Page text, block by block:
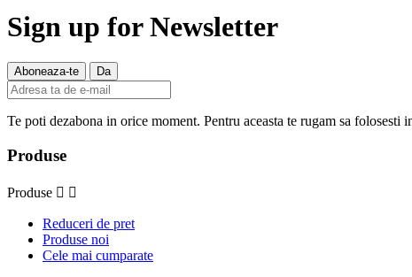
Sign up for Newsletter
Te poti dezabona in orice moment. Pentru aceasta te rugam sa folosesti
Produse
Produse  
Reduceri de pret
Produse noi
Cele mai cumparate